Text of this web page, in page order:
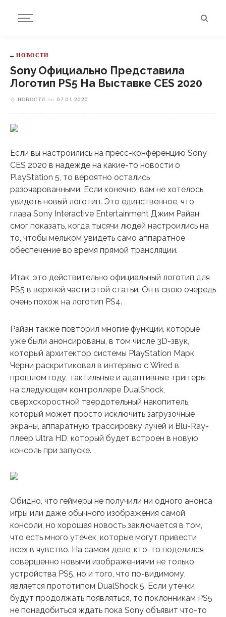
НОВОСТИ
Sony Официально Представила
Логотип PS5 На Выставке CES 2020
НОВОСТИ on 07.01.2020
Если вы настроились на пресс-конференцию Sony
CES 2020 в надежде на какие-то новости о
PlayStation 5, то вероятно остались
разочарованными. Если конечно, вам не хотелось
увидеть новый логотип. Это единственное, что
глава Sony Interactive Entertainment Джим Райан
смог показать, когда тысячи людей настроились на
то, чтобы мельком увидеть само аппаратное
обеспечение во время прямой трансляции.
Итак, это действительно официальный логотип для
PS5 в верхней части этой статьи. Он в свою очередь
очень похож на логотип PS4.
Райан также повторил многие функции, которые
уже были анонсированы, в том числе 3D-звук,
который архитектор системы PlayStation Марк
Черни раскритиковал в интервью с Wired в
прошлом году, тактильные и адаптивные триггеры
на следующем контроллере DualShock,
сверхскоростной твердотельный накопитель,
который может просто исключить загрузочные
экраны, аппаратную трассировку лучей и Blu-Ray-
плеер Ultra HD, который будет встроен в новую
консоль при запуске.
Обидно, что геймеры не получили ни одного анонса
игры или даже обычного изображения самой
консоли, но хорошая новость заключается в том,
что есть много утечек, которые могут привести
всех в чувство. На самом деле, кто-то поделился
совершенно новыми изображениями не только
устройства PS5, но и того, что по-видимому,
является прототипом DualShock 5. Если утечки
будут продолжать появляться, то поклонникам PS5
не понадобиться ждать пока Sony объявит что-то